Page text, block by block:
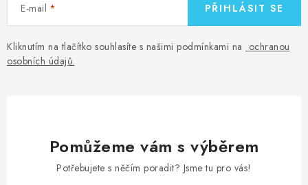
E-mail
Kliknutím na tlačítko souhlasíte s našimi podmínkami na ochranou
osobních údajů.
PŘIHLÁSIT SE
Pomůžeme vám s výběrem
Potřebujete s něčím poradit? Jsme tu pro vás!